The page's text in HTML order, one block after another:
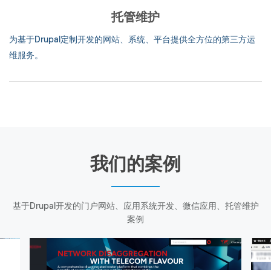
托管维护
为基于Drupal定制开发的网站、系统、平台提供全方位的第三方运
维服务。
我们的案例
基于Drupal开发的门户网站、应用系统开发、微信应用、托管维护
案例